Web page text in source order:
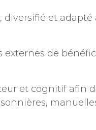
et adapté
externes de
et cognitif afin